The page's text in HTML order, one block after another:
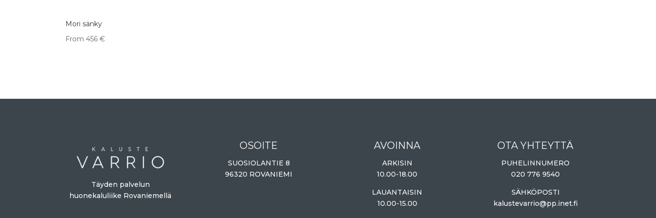
Mori sänky
From 456€
Täyden palvelun
huonekaluliike Rovaniemellä
OSOITE
SUOSIOLANTIE 8
96320 ROVANIEMI
AVOINNA
ARKISIN
10.00-18.00
LAUANTAISIN
10.00-15.00
OTA YHTEYTTÄ
PUHELINNUMERO
020 776 9540
SÄHKÖPOSTI
kalustevarrio@pp.inet.fi